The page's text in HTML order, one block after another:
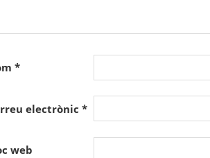
*
electrònic *
web